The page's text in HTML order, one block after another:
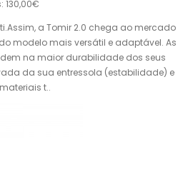
130,00€
a Tomir 2.0 chega ao mercado
modelo mais versátil e adaptável. As
na maior durabilidade dos seus
da sua entressola (estabilidade) e
t..